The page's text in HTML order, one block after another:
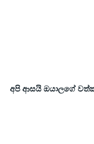
අපි ආසයි ඔයාලගේ